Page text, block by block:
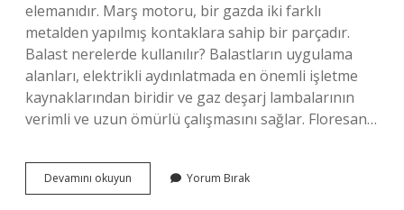
elemanıdır. Marş motoru, bir gazda iki farklı
metalden yapılmış kontaklara sahip bir parçadır.
Balast nerelerde kullanılır? Balastların uygulama
alanları, elektrikli aydınlatmada en önemli işletme
kaynaklarından biridir ve gaz deşarj lambalarının
verimli ve uzun ömürlü çalışmasını sağlar. Floresan…
Devamını okuyun Balastın
Görevleri
Yorum Bırak